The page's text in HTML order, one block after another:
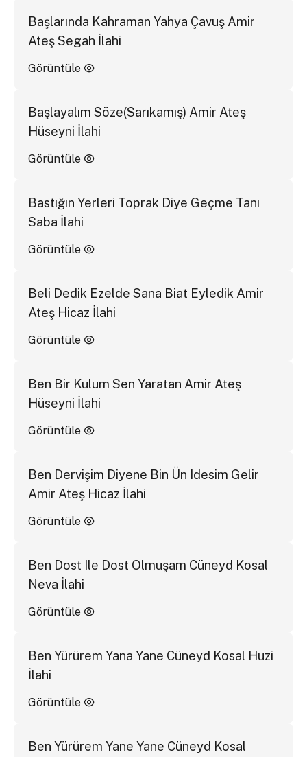
Başlarında Kahraman Yahya Çavuş Amir
Ateş Segah İlahi
Görüntüle
Başlayalım Söze(Sarıkamış) Amir Ateş
Hüseyni İlahi
Görüntüle
Bastığın Yerleri Toprak Diye Geçme Tanı
Saba İlahi
Görüntüle
Beli Dedik Ezelde Sana Biat Eyledik Amir
Ateş Hicaz İlahi
Görüntüle
Ben Bir Kulum Sen Yaratan Amir Ateş
Hüseyni İlahi
Görüntüle
Ben Dervişim Diyene Bin Ün Idesim Gelir
Amir Ateş Hicaz İlahi
Görüntüle
Ben Dost Ile Dost Olmuşam Cüneyd Kosal
Neva İlahi
Görüntüle
Ben Yürürem Yana Yane Cüneyd Kosal Huzi
İlahi
Görüntüle
Ben Yürürem Yane Yane Cüneyd Kosal